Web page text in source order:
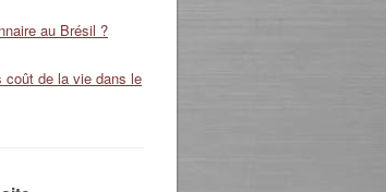
au Brésil ?
coût de la vie dans le